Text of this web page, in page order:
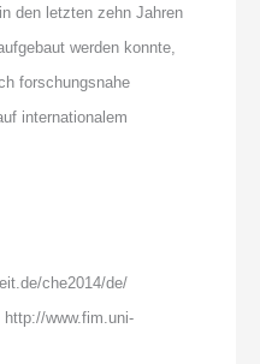
den letzten zehn Jahren
werden konnte,
forschungsnahe
internationalem
che2014/de/
http://www.fim.uni-